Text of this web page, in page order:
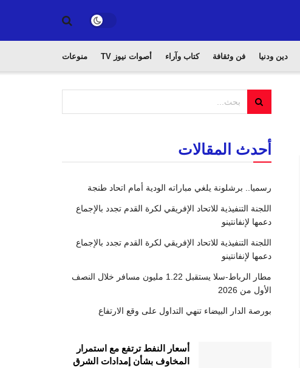
دين ودنيا فن وثقافة كتاب وآراء أصوات نيوز TV منوعات
أحدث المقالات
رسميا.. برشلونة يلغي مباراته الودية أمام اتحاد طنجة
اللجنة التنفيذية للاتحاد الإفريقي لكرة القدم تجدد بالإجماع
دعمها لإنفانتينو
اللجنة التنفيذية للاتحاد الإفريقي لكرة القدم تجدد بالإجماع
دعمها لإنفانتينو
مطار الرباط-سلا يستقبل 1.22 مليون مسافر خلال النصف
الأول من 2026
بورصة الدار البيضاء تنهي التداول على وقع الارتفاع
أسعار النفط ترتفع مع استمرار
المخاوف بشأن إمدادات الشرق